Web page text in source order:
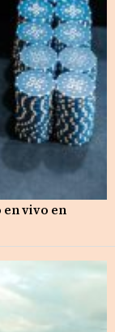
en vivo en